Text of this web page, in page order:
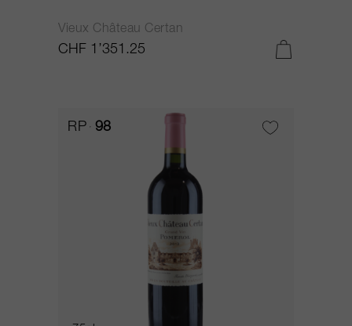
Vieux Château Certan
CHF 1’351.25
RP 98